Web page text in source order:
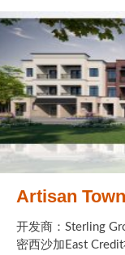
Artisan
开发商：Sterling
密西沙加East Credit